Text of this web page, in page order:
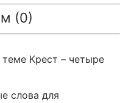
(0)
Крест – четыре
слова для